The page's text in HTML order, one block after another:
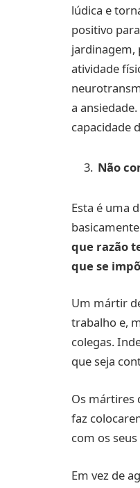
lúdica e
positivo
jardinagem,
atividade
a
capacidade
Não
Esta é uma
que razão
que se
Um mártir
trabalho e,
colegas.
que seja
Os mártires
faz
com os
Em vez de